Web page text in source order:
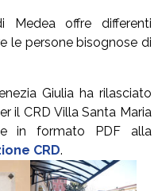
version for:
Show larger
Medea offre differenti
le persone bisognose di
Giulia ha rilasciato
il CRD Villa Santa Maria
in formato PDF alla
CRD.